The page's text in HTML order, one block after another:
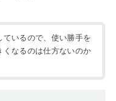
ているので、使い勝手を
くなるのは仕方ないのか